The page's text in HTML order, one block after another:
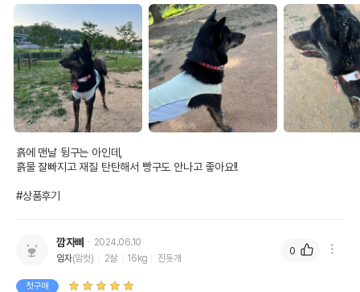
흙에 맨날 뒹구는 아인데,
흙물 잘빠지고 재질 탄탄해서 빵구도 안나고 좋아요!!
#상품후기
깜자삐
2024.06.10
임자(암컷) 2살 16kg 진돗개
첫구매
0